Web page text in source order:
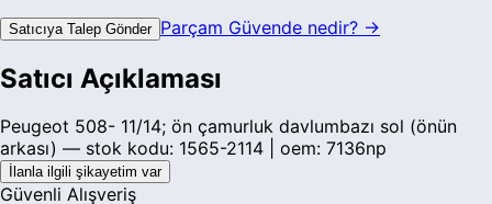
Satıcıya Talep Gönder Parçam Güvende nedir? →
Satıcı Açıklaması
Peugeot 508- 11/14; ön çamurluk davlumbazı sol (önün
arkası) — stok kodu: 1565-2114 | oem: 7136np
İlanla ilgili şikayetim var
Güvenli Alışveriş